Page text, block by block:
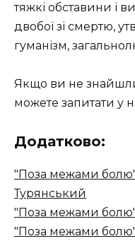
тяжкі обставини і
двобої зі смертю,
гуманізм,
Якщо ви не знайшли
можете запитати у
Додатково:
"Поза межами
Турянський
"Поза межами болю"
"Поза межами болю"